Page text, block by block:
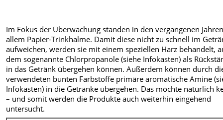
Im Fokus der Überwachung standen in den vergangenen
allem Papier-Trinkhalme. Damit diese nicht zu schnell im
aufweichen, werden sie mit einem speziellen Harz behandelt,
dem sogenannte Chlorpropanole (siehe Infokasten) als
in das Getränk übergehen können. Außerdem können durch
verwendeten bunten Farbstoffe primäre aromatische Amine
Infokasten) in die Getränke übergehen. Das möchte natürlich
– und somit werden die Produkte auch weiterhin eingehend
untersucht.